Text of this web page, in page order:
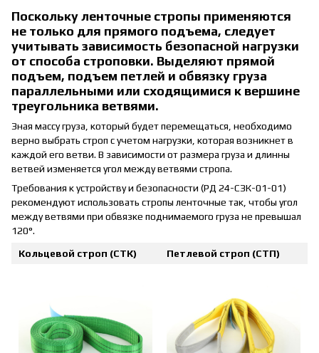
Поскольку ленточные стропы применяются
не только для прямого подъема, следует
учитывать зависимость безопасной нагрузки
от способа строповки. Выделяют прямой
подъем, подъем петлей и обвязку груза
параллельными или сходящимися к вершине
треугольника ветвями.
Зная массу груза, который будет перемещаться, необходимо
верно выбрать строп с учетом нагрузки, которая возникнет в
каждой его ветви. В зависимости от размера груза и длинны
ветвей изменяется угол между ветвями стропа.
Требования к устройству и безопасности (РД 24-СЗК-01-01)
рекомендуют использовать стропы ленточные так, чтобы угол
между ветвями при обвязке поднимаемого груза не превышал
120°.
Кольцевой строп (СТК)
Петлевой строп (СТП)